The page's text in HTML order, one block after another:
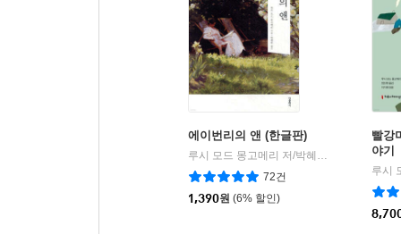
에이번리의 앤 (한글판)
더클래식
72건
1,390원 (6% 할인)
빨강
야기